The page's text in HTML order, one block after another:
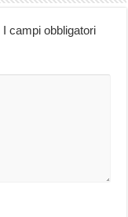
I campi obbligatori